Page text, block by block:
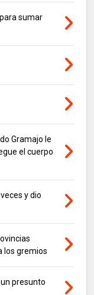
sumar
Gramajo le
el cuerpo
y dio
los gremios
presunto